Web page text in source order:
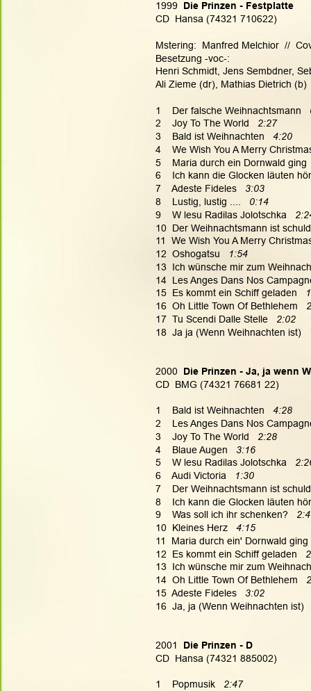
1999 Die Prinzen - Festplatte
CD  Hansa (74321 710622)
Mstering:  Manfred Melchior  //
Besetzung -voc-:
Henri Schmidt, Jens Sembdner,
Ali Zieme (dr), Mathias Dietrich (b)
1    Der falsche Weihnachtsmann
2    Joy To The World 2:27
3    Bald ist Weihnachten
4:20
4    We Wish You A Merry
5    Maria durch ein Dornwald ging
6    Ich kann die Glocken läuten
7    Adeste Fideles
  3:03
8    Lustig, lustig .... 0:14
9    W lesu Radilas Jolotschka
10  Der Weihnachtsmann ist
11  We Wish You A Merry
12  Oshogatsu
1:54
13  Ich wünsche mir zum
14  Les Anges Dans Nos
15  Es kommt ein Schiff geladen
16  Oh Little Town Of Bethlehem
17  Tu Scendi Dalle Stelle
2:02
18  Ja ja (Wenn Weihnachten ist)
2000
Die Prinzen - Ja, ja wenn
CD  BMG (74321 76681 22)
1    Bald ist Weihnachten 4:28
2    Les Anges Dans Nos
3    Joy To The World 2:28
4    Blaue Augen 3:16
5    W lesu Radilas Jolotschka
6    Audi Victoria
1:30
7    Der Weihnachtsmann ist
8    Ich kann die Glocken läuten
9    Was soll ich ihr schenken?
10  Kleines Herz 4:15
11  Maria durch ein' Dornwald
12  Es kommt ein Schiff geladen
13  Ich wünsche mir zum
14  Oh Little Town Of Bethlehem
15  Adeste Fideles 3:02
16  Ja, ja (Wenn Weihnachten
2001
Die Prinzen - D
CD  Hansa (74321 885002)
1    Popmusik 2:47